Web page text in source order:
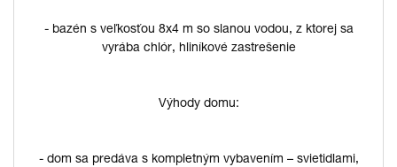
- bazén s veľkosťou 8x4 m so slanou vodou, z ktorej sa
vyrába chlór, hliníkové zastrešenie
Výhody domu:
- dom sa predáva s kompletným vybavením – svietidlami,